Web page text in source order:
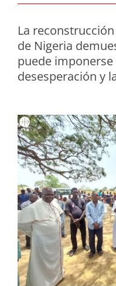
La
de Nigeria
puede
desesperación y